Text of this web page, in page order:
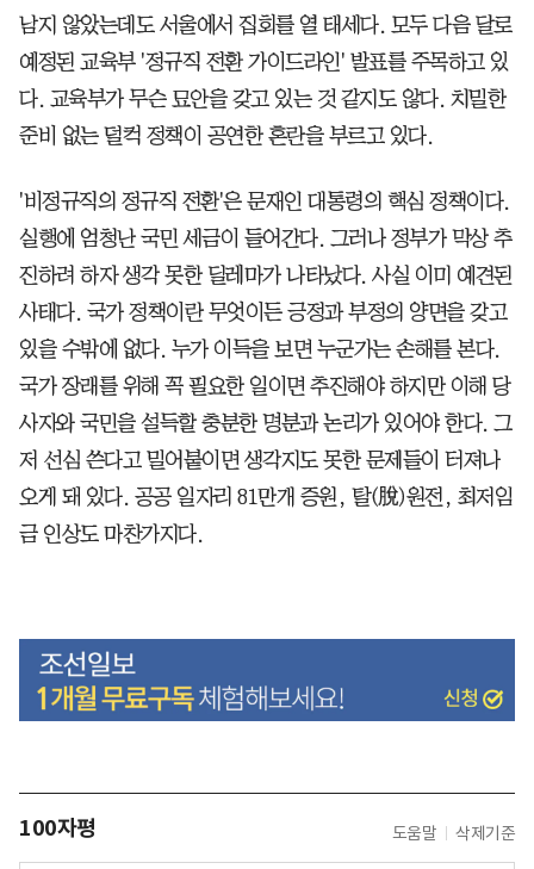
남지 않았는데도 서울에서 집회를 열 태세다. 모두 다음 달로
예정된 교육부 '정규직 전환 가이드라인' 발표를 주목하고 있
다. 교육부가 무슨 묘안을 갖고 있는 것 같지도 않다. 치밀한
준비 없는 덜컥 정책이 공연한 혼란을 부르고 있다.
'비정규직의 정규직 전환'은 문재인 대통령의 핵심 정책이다.
실행에 엄청난 국민 세금이 들어간다. 그러나 정부가 막상 추
진하려 하자 생각 못한 딜레마가 나타났다. 사실 이미 예견된
사태다. 국가 정책이란 무엇이든 긍정과 부정의 양면을 갖고
있을 수밖에 없다. 누가 이득을 보면 누군가는 손해를 본다.
국가 장래를 위해 꼭 필요한 일이면 추진해야 하지만 이해 당
사자와 국민을 설득할 충분한 명분과 논리가 있어야 한다. 그
저 선심 쓴다고 밀어붙이면 생각지도 못한 문제들이 터져나
오게 돼 있다. 공공 일자리 81만개 증원, 탈(脫)원전, 최저임
금 인상도 마찬가지다.
100자평 도움말 삭제기준